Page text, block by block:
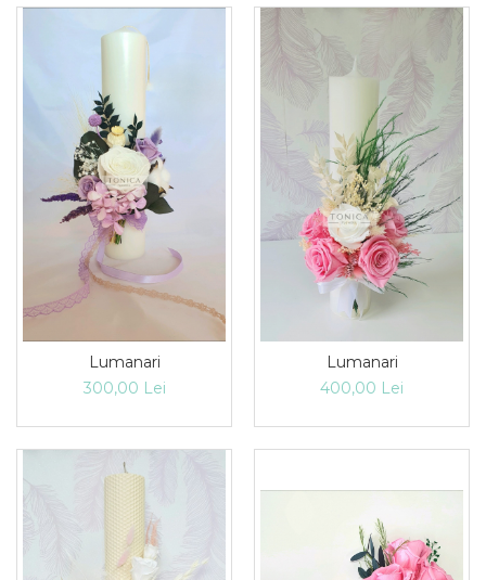
Lumanari
300,00 Lei
Lumanari
400,00 Lei